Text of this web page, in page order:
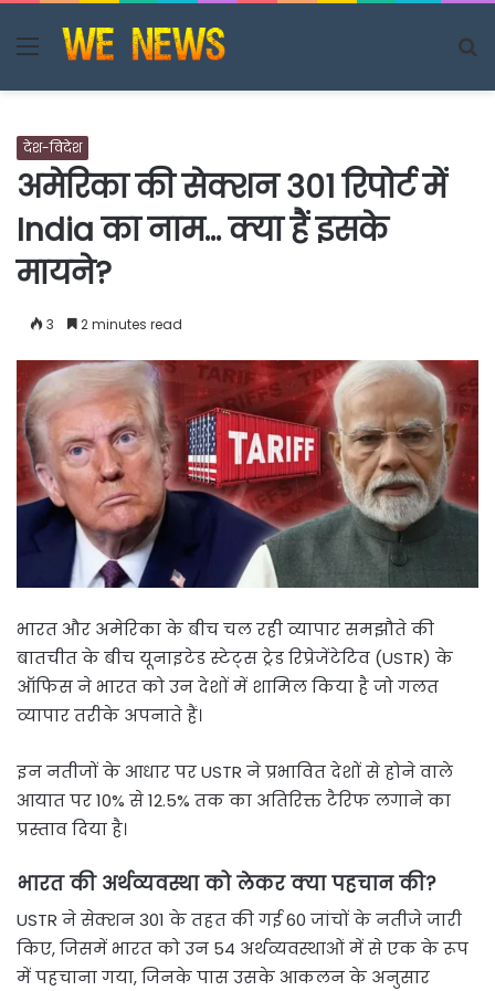
Menu
देश-विदेश
अमेरिका की सेक्शन 301 रिपोर्ट में
India का नाम… क्या हैं इसके
मायने?
3 2 minutes read
भारत और अमेरिका के बीच चल रही व्यापार समझौते की
बातचीत के बीच यूनाइटेड स्टेट्स ट्रेड रिप्रेजेंटेटिव (USTR) के
ऑफिस ने भारत को उन देशों में शामिल किया है जो गलत
व्यापार तरीके अपनाते हैं।
इन नतीजों के आधार पर USTR ने प्रभावित देशों से होने वाले
आयात पर 10% से 12.5% तक का अतिरिक्त टैरिफ लगाने का
प्रस्ताव दिया है।
भारत की अर्थव्यवस्था को लेकर क्या पहचान की?
USTR ने सेक्शन 301 के तहत की गई 60 जांचों के नतीजे जारी
किए, जिसमें भारत को उन 54 अर्थव्यवस्थाओं में से एक के रूप
में पहचाना गया, जिनके पास उसके आकलन के अनुसार